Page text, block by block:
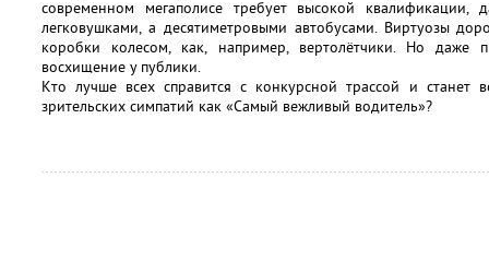
современном мегаполисе требует высокой
легковушками, а десятиметровыми автобусами. Виртуозы
коробки колесом, как, например, вертолётчики. Но даже
восхищение у публики.
Кто лучше всех справится с конкурсной трассой и станет
зрительских симпатий как «Самый вежливый водитель»?